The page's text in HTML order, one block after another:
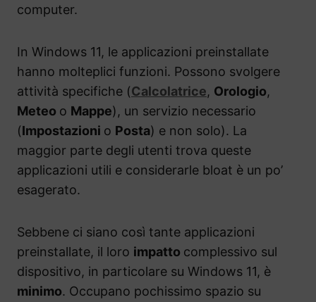
computer.
In Windows 11, le applicazioni preinstallate
hanno molteplici funzioni. Possono svolgere
attività specifiche (Calcolatrice, Orologio,
Meteo o Mappe), un servizio necessario
(Impostazioni o Posta) e non solo). La
maggior parte degli utenti trova queste
applicazioni utili e considerarle bloat è un po’
esagerato.
Sebbene ci siano così tante applicazioni
preinstallate, il loro impatto complessivo sul
dispositivo, in particolare su Windows 11, è
minimo. Occupano pochissimo spazio su